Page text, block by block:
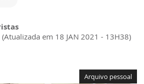
em 18 JAN 2021 - 13H38)
Arquivo pessoal